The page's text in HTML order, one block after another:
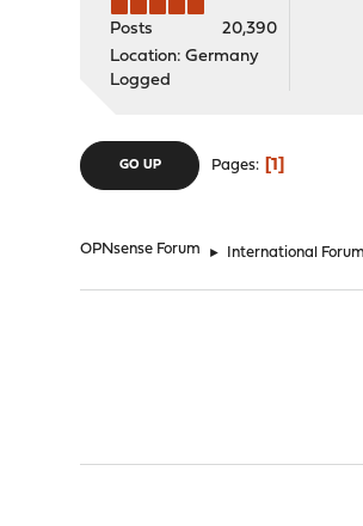
Posts
20,390
Location: Germany
Logged
GO UP Pages 1
OPNsense Forum ► International